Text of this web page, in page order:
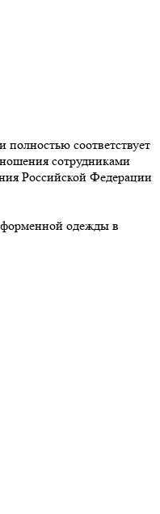
соответствует
сотрудниками
Российской Федерации
форменной одежды в